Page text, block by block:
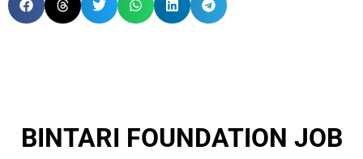
BINTARI FOUNDATION JOB